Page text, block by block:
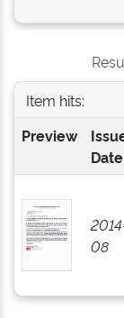
Item hits:
Preview
Date
08